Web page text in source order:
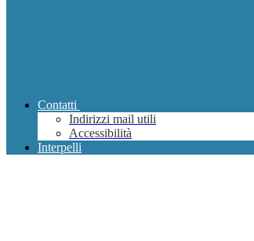
Contatti
Indirizzi mail utili
Accessibilità
Interpelli